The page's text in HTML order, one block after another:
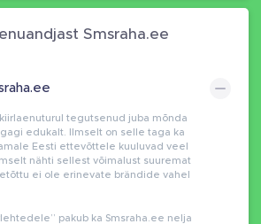
Smsraha.ee
tegutsenud juba mõnda
edukalt. Ilmselt on selle taga ka
Eesti ettevõttele kuuluvad veel
nähti sellest võimalust suuremat
ei ole erinevate brändide vahel
pakub ka Smsraha.ee nelja